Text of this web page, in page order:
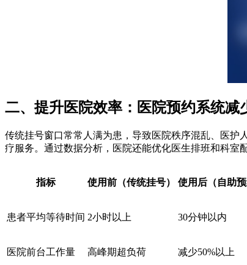
二、提升医院效率：医院预约系统减
传统挂号窗口常常人满为患，导致医院秩序混乱、医护
疗服务。通过数据分析，医院还能优化医生排班和科室
指标 使用前（传统挂号） 使用后（自助预
患者平均等待时间 2小时以上 30分钟以内
医院前台工作量 高峰期超负荷 减少50%以上